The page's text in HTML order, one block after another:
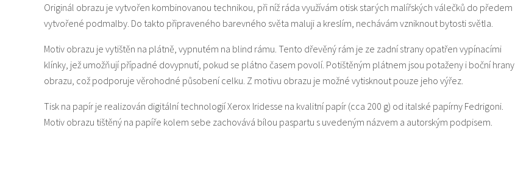
Originál obrazu je vytvořen kombinovanou technikou, při níž ráda využívám otisk starých malířských válečků do předem
vytvořené podmalby. Do takto připraveného barevného světa maluji a kreslím, nechávám vzniknout bytosti světla.
Motiv obrazu je vytištěn na plátně, vypnutém na blind rámu. Tento dřevěný rám je ze zadní strany opatřen vypínacími
klínky, jež umožňují případné dovypnutí, pokud se plátno časem povolí. Potištěným plátnem jsou potaženy i boční hrany
obrazu, což podporuje věrohodné působení celku. Z motivu obrazu je možné vytisknout pouze jeho výřez.
Tisk na papír je realizován digitální technologií Xerox Iridesse na kvalitní papír (cca 200 g) od italské papírny Fedrigoni.
Motiv obrazu tištěný na papíře kolem sebe zachovává bílou paspartu s uvedeným názvem a autorským podpisem.